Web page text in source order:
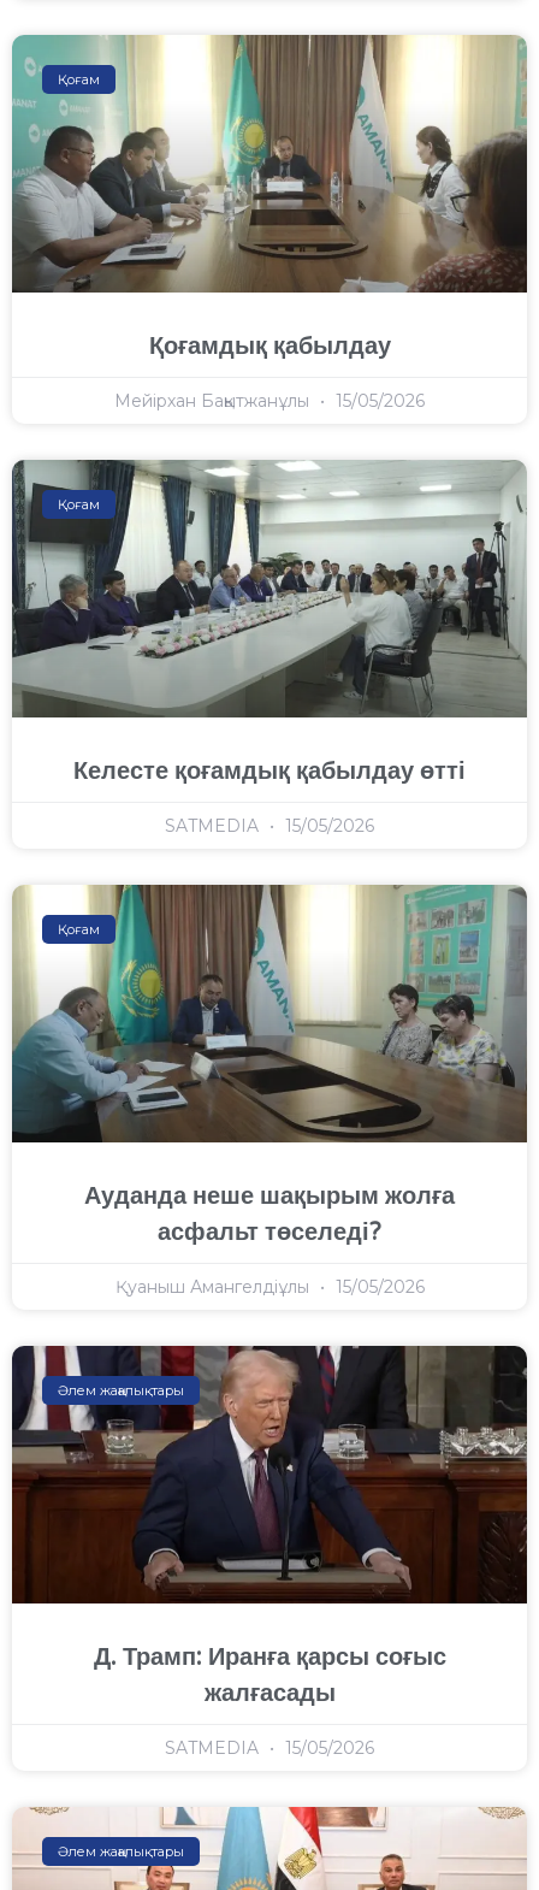
Қоғам
Қоғамдық қабылдау
Мейірхан Бақытжанұлы 15/05/2026
Қоғам
Келесте қоғамдық қабылдау өтті
SATMEDIA 15/05/2026
Қоғам
Ауданда неше шақырым жолға
асфальт төселеді?
Қуаныш Амангелдіұлы 15/05/2026
Әлем жаңалықтары
Д. Трамп: Иранға қарсы соғыс
жалғасады
SATMEDIA 15/05/2026
Әлем жаңалықтары